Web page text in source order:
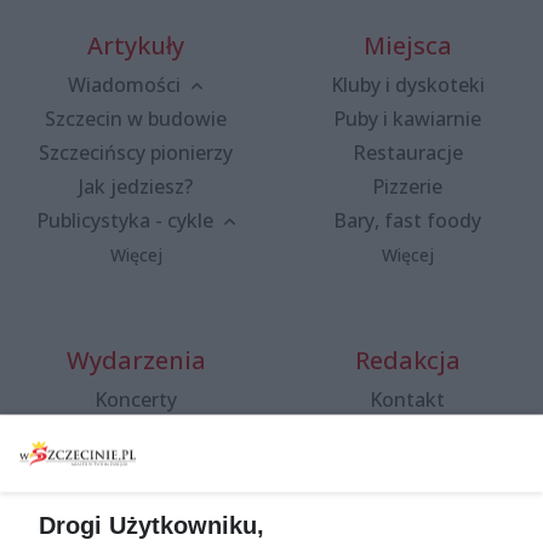
Artykuły
Wiadomości
Szczecin w budowie
Szczecińscy pionierzy
Jak jedziesz?
Publicystyka - cykle
Więcej
Miejsca
Kluby i dyskoteki
Puby i kawiarnie
Restauracje
Pizzerie
Bary, fast foody
Więcej
Wydarzenia
Koncerty
Spacery i oprowadzania
targi
Redakcja
Kontakt
Drogi Użytkowniku,